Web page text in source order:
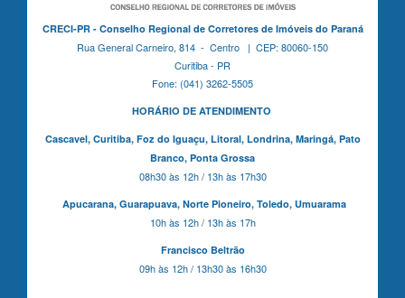
CRECI-PR - Conselho Regional de Corretores de Imóveis do Paraná
Rua General Carneiro, 814 - Centro | CEP: 80060-150
Curitiba - PR
Fone: (041) 3262-5505
HORÁRIO DE ATENDIMENTO
Cascavel, Curitiba,Foz do Iguaçu, Litoral, Londrina, Maringá, Pato
Branco, Ponta Grossa
08h30 às 12h / 13h às 17h30
Apucarana, Guarapuava, Norte Pioneiro, Toledo, Umuarama
10h às 12h / 13h às 17h
Francisco Beltrão
09h às 12h / 13h30 às 16h30